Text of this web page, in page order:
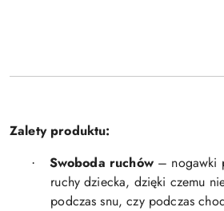
Zalety produktu:
· Swoboda ruchów– nogawki
ruchy dziecka, dzięki czemu
podczas snu, czy podczas